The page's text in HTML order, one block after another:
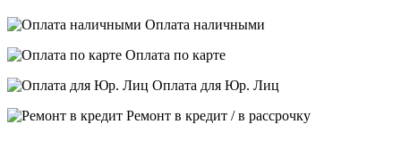
Оплата наличными
Оплата по карте
Оплата для Юр. Лиц
Ремонт в кредит / в рассрочку